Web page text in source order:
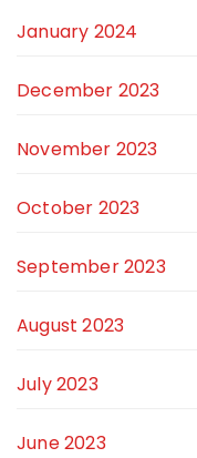
January 2024
December 2023
November 2023
October 2023
September 2023
August 2023
July 2023
June 2023